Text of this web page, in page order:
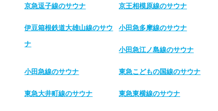
京急逗子線のサウナ 京王相模原線のサウナ
伊豆箱根鉄道大雄山線のサウ
ナ
小田急多摩線のサウナ
小田急江ノ島線のサウナ
小田急線のサウナ 東急こどもの国線のサウナ
東急大井町線のサウナ 東急東横線のサウナ